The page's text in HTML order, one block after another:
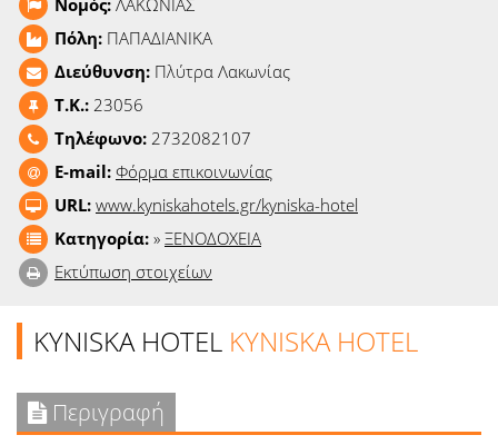
Ειδήσεις
Παιχνίδια
Ραδιόφωνο
Ταινίες
Νομός: ΛΑΚΩΝΙΑΣ
Πόλη: ΠΑΠΑΔΙΑΝΙΚΑ
Διεύθυνση: Πλύτρα Λακωνίας
T.K.: 23056
Τηλέφωνο: 2732082107
E-mail: Φόρμα επικοινωνίας
URL: www.kyniskahotels.gr/kyniska-hotel
Κατηγορία: » ΞΕΝΟΔΟΧΕΙΑ
Εκτύπωση στοιχείων
KYNISKA HOTEL KYNISKA HOTEL
Περιγραφή